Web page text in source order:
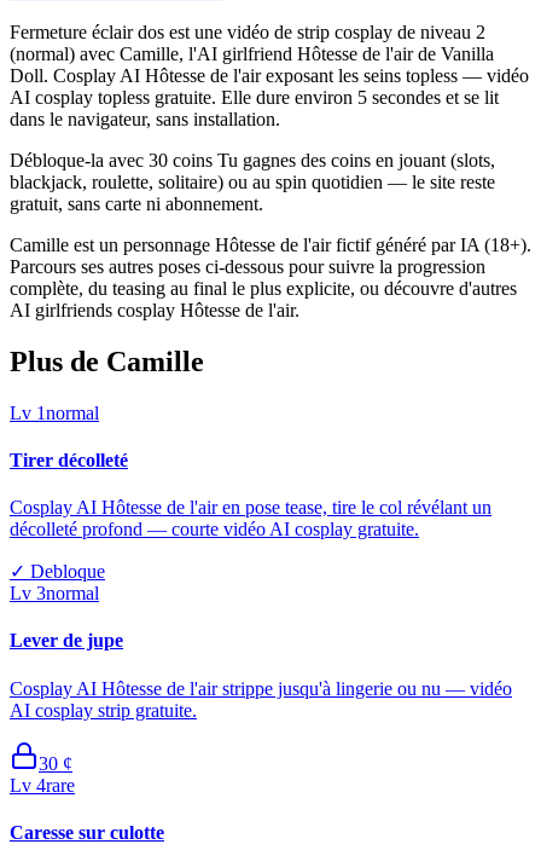
Fermeture éclair dos est une vidéo de strip cosplay de niveau 2
(normal) avec Camille, l'AI girlfriend Hôtesse de l'air de Vanilla
Doll. Cosplay AI Hôtesse de l'air exposant les seins topless — vidéo
AI cosplay topless gratuite. Elle dure environ 5 secondes et se lit
dans le navigateur, sans installation.
Débloque-la avec 30 coins Tu gagnes des coins en jouant (slots,
blackjack, roulette, solitaire) ou au spin quotidien — le site reste
gratuit, sans carte ni abonnement.
Camille est un personnage Hôtesse de l'air fictif généré par IA (18+).
Parcours ses autres poses ci-dessous pour suivre la progression
complète, du teasing au final le plus explicite, ou découvre d'autres
AI girlfriends cosplay Hôtesse de l'air.
Plus de Camille
Lv 1normal
Tirer décolleté
Cosplay AI Hôtesse de l'air en pose tease, tire le col révélant un
décolleté profond — courte vidéo AI cosplay gratuite.
✓ Debloque
Lv 3normal
Lever de jupe
Cosplay AI Hôtesse de l'air strippe jusqu'à lingerie ou nu — vidéo
AI cosplay strip gratuite.
30 ¢
Lv 4rare
Caresse sur culotte